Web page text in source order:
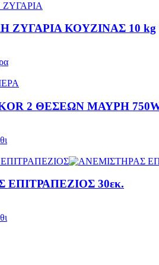
ΖΥΓΑΡΙΑ ΚΟΥΖΙΝΑΣ 10 kg
2 ΘΕΣΕΩΝ ΜΑΥΡΗ
30εκ.